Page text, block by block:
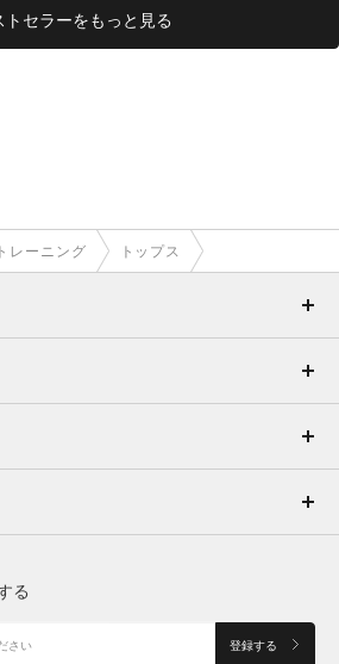
トセラーをもっと見る
トレーニング トップス
る
登録する